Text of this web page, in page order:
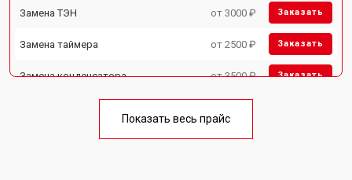
Замена ТЭН от 3000 ₽ Заказать
Замена таймера от 2500 ₽ Заказать
Замена конденсатора от 3500 ₽ Заказать
Ремонт платы управления
Замена лампочки от 2400 ₽
Показать весь прайс